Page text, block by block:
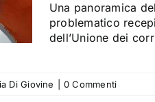
Una panoramica
problematico
dell’Unione dei
Di Giovine 0 Commenti